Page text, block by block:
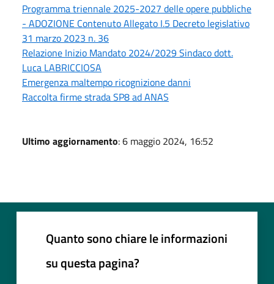
Programma triennale 2025-2027 delle opere pubbliche
- ADOZIONE Contenuto Allegato I.5 Decreto legislativo
31 marzo 2023 n. 36
Relazione Inizio Mandato 2024/2029 Sindaco dott.
Luca LABRICCIOSA
Emergenza maltempo ricognizione danni
Raccolta firme strada SP8 ad ANAS
Ultimo aggiornamento: 6 maggio 2024, 16:52
Quanto sono chiare le informazioni
su questa pagina?